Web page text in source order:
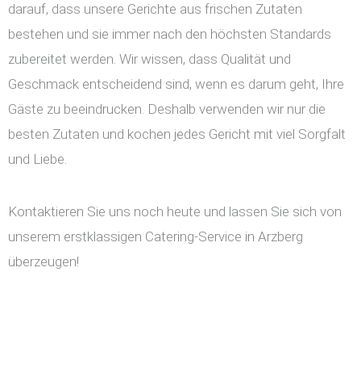
darauf, dass unsere Gerichte aus frischen Zutaten
bestehen und sie immer nach den höchsten Standards
zubereitet werden. Wir wissen, dass Qualität und
Geschmack entscheidend sind, wenn es darum geht, Ihre
Gäste zu beeindrucken. Deshalb verwenden wir nur die
besten Zutaten und kochen jedes Gericht mit viel Sorgfalt
und Liebe.
Kontaktieren Sie uns noch heute und lassen Sie sich von
unserem erstklassigen Catering-Service in Arzberg
überzeugen!